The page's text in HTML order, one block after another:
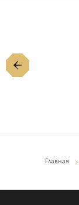
Главная